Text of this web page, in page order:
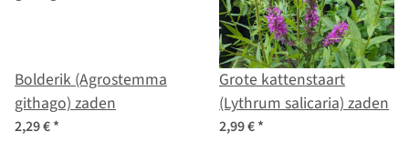
Bolderik (Agrostemma
githago) zaden
2,29 €*
Grote kattenstaart
(Lythrum salicaria) zaden
2,99 €*